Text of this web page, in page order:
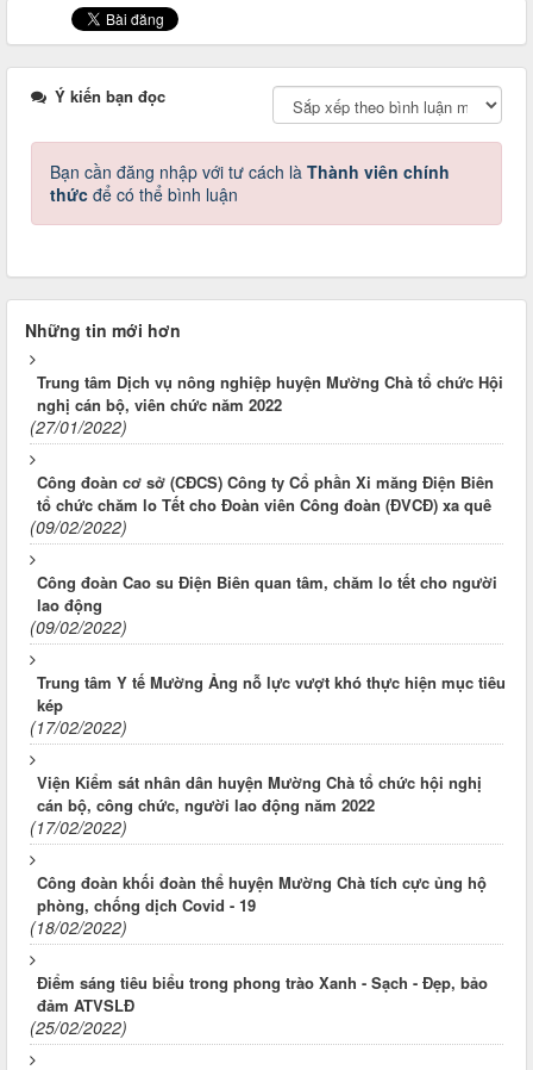
Ý kiến bạn đọc
Bạn cần đăng nhập với tư cách là Thành viên chính
thức để có thể bình luận
Những tin mới hơn
Trung tâm Dịch vụ nông nghiệp huyện Mường Chà tổ chức Hội
nghị cán bộ, viên chức năm 2022
(27/01/2022)
Công đoàn cơ sở (CĐCS) Công ty Cổ phần Xi măng Điện Biên
tổ chức chăm lo Tết cho Đoàn viên Công đoàn (ĐVCĐ) xa quê
(09/02/2022)
Công đoàn Cao su Điện Biên quan tâm, chăm lo tết cho người
lao động
(09/02/2022)
Trung tâm Y tế Mường Ảng nỗ lực vượt khó thực hiện mục tiêu
kép
(17/02/2022)
Viện Kiểm sát nhân dân huyện Mường Chà tổ chức hội nghị
cán bộ, công chức, người lao động năm 2022
(17/02/2022)
Công đoàn khối đoàn thể huyện Mường Chà tích cực ủng hộ
phòng, chống dịch Covid - 19
(18/02/2022)
Điểm sáng tiêu biểu trong phong trào Xanh - Sạch - Đẹp, bảo
đảm ATVSLĐ
(25/02/2022)